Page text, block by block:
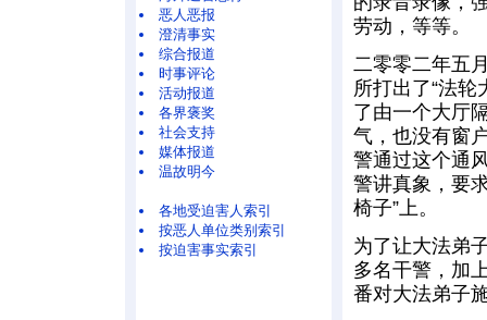
恶人恶报
澄清事实
综合报道
时事评论
活动报道
各界褒奖
社会支持
媒体报道
温故明今
各地受迫害人索引
按恶人单位类别索引
按迫害事实索引
劳动，等等。
二零零二年五
所打出了“法
了由一个大厅
气，也没有窗
警通过这个通
警讲真象，要
椅子”上。
为了让大法弟
多名干警，加
番对大法弟子